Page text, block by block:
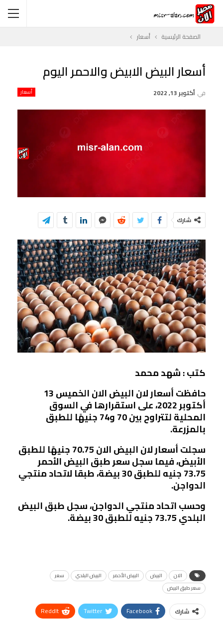
الصفحة الرئيسية أسعار
أسعار البيض الابيض والاحمر اليوم
أسعار في أكتوبر 13, 2022
شارك
كتب : شهد محمد
حافظت أسعار لان البيض الان الخميس 13
أكتوبر 2022، على استقرارها في السوق
المحلية لتتراوح بين 70 و74 جنيهًا للطبق
بالمزرعة.
سجلت أسعار لان البيض الان 70.75 جنيهًا للطبق
الأبيض، فيما سجل سعر طبق البيض الأحمر
73.75 جنيه للطبق 30 بيضة، طبقا لاتحاد منتجي
الدواجن.
وحسب اتحاد منتجي الدواجن، سجل طبق البيض
البلدي 73.75 جنيه للطبق 30 بيضة.
الان البيض البيض الأحمر البيض البلدي
سعر
سعر طبق البيض
شارك Facebook
Twitter
ReddIt